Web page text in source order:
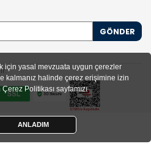
için yasal mevzuata uygun çerezler
kalmanız halinde çerez erişimine izin
Çerez Politikası sayfamızı
ANLADIM